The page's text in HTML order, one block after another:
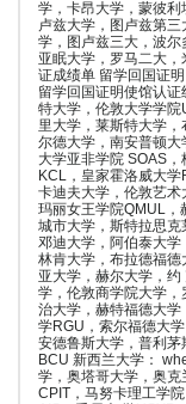
学，卡昂大学，蒙彼
卢兹大学，图卢兹第
学，图卢兹三大，波尔
亚眠大学，罗马二大
证成绩单 留学回国证
留学回国证明使馆认
特大学，伦敦大学学
里大学，莱斯特大学
尔德大学，南安普顿
大学亚非学院 SOAS
KCL，皇家霍洛威大
卡迪夫大学，伦敦艺
玛丽女王学院QMUL，
城市大学，斯特拉思克
邓迪大学，阿伯泰大学
林肯大学，布拉德福
亚大学，赫尔大学，
学，伦敦商学院大学
治大学，赫特福德大
学RGU，索尔福德大
安德鲁斯大学，普利
BCU 新西兰大学：
学，奥塔哥大学，奥
CPIT，马努卡理工学